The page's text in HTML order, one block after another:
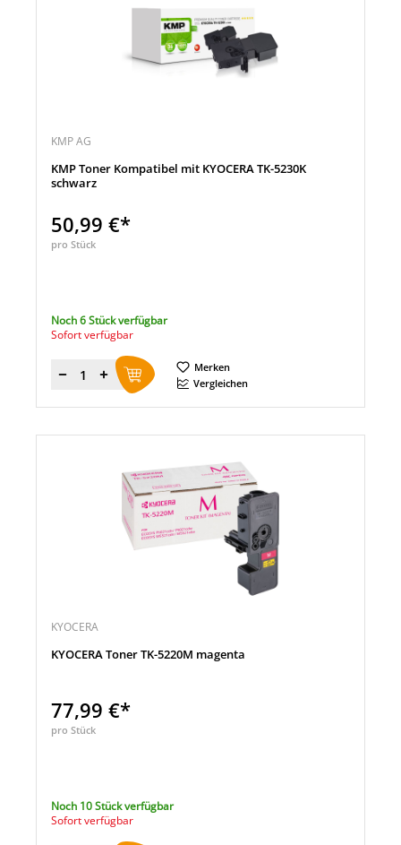
KMP AG
KMP Toner Kompatibel mit KYOCERA TK-5230K
schwarz
50,99 €*
pro Stück
Noch 6 Stück verfügbar
Sofort verfügbar
Menge
Merken
Vergleichen
KYOCERA
KYOCERA Toner TK-5220M magenta
77,99 €*
pro Stück
Noch 10 Stück verfügbar
Sofort verfügbar